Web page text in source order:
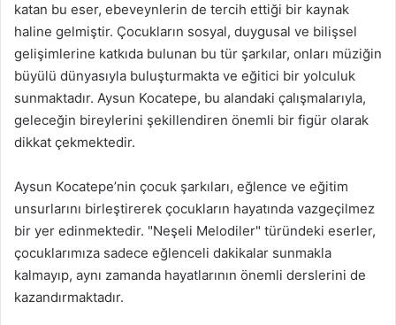
katan bu eser, ebeveynlerin de tercih ettiği bir kaynak
haline gelmiştir. Çocukların sosyal, duygusal ve bilişsel
gelişimlerine katkıda bulunan bu tür şarkılar, onları müziğin
büyülü dünyasıyla buluşturmakta ve eğitici bir yolculuk
sunmaktadır. Aysun Kocatepe, bu alandaki çalışmalarıyla,
geleceğin bireylerini şekillendiren önemli bir figür olarak
dikkat çekmektedir.
Aysun Kocatepe’nin çocuk şarkıları, eğlence ve eğitim
unsurlarını birleştirerek çocukların hayatında vazgeçilmez
bir yer edinmektedir. "Neşeli Melodiler" türündeki eserler,
çocuklarımıza sadece eğlenceli dakikalar sunmakla
kalmayıp, aynı zamanda hayatlarının önemli derslerini de
kazandırmaktadır.